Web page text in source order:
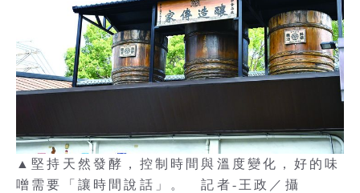
▲堅持天然發酵，控制時間與溫度變化，好的味
噌需要「讓時間說話」。 記者-王政／攝